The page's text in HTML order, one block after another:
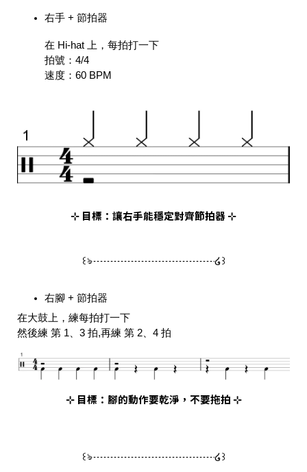
右手 + 節拍器
在 Hi-hat 上，每拍打一下
拍號：4/4
速度：60 BPM
⊹ 目標：讓右手能穩定對齊節拍器 ⊹
꒰ঌ┈┈┈┈┈┈┈┈┈┈┈┈໒꒱
右腳 + 節拍器
在大鼓上，練每拍打一下
然後練 第 1、3 拍,再練 第 2、4 拍
⊹ 目標：腳的動作要乾淨，不要拖拍 ⊹
꒰ঌ┈┈┈┈┈┈┈┈┈┈┈┈໒꒱